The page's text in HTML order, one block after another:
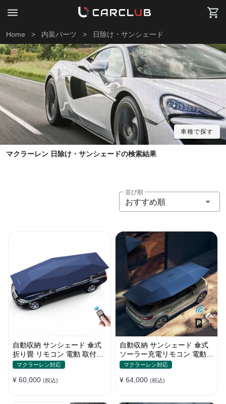
Home > 内装パーツ > 日除け・サンシェード
車種で探す
マクラーレン 日除け・サンシェードの検索結果
並び順
おすすめ順
自動収納 サンシェード 傘式
折り畳 リモコン 電動 取付簡
単 汎用 防風
マクラーレン対応
¥ 60,000 (税込)
自動収納 サンシェード 傘式
ソーラー充電リモコン 電動
取付簡単 汎用
マクラーレン対応
¥ 64,000 (税込)